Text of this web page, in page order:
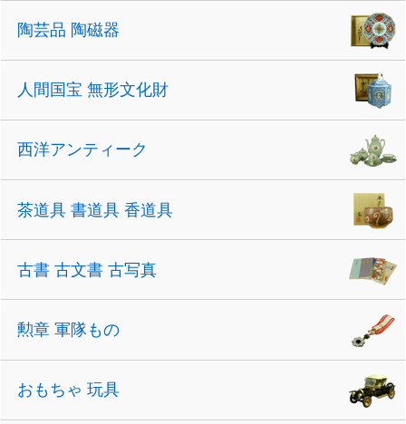
陶芸品 陶磁器
人間国宝 無形文化財
西洋アンティーク
茶道具 書道具 香道具
古書 古文書 古写真
勲章 軍隊もの
おもちゃ 玩具